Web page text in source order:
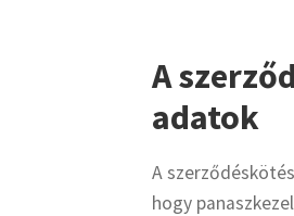
A
adatok
A
hogy